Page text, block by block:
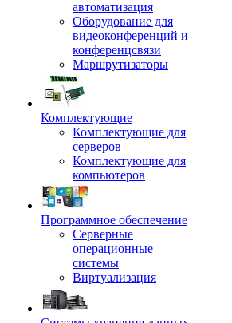
автоматизация
Оборудование для
видеоконференций и
конференцсвязи
Маршрутизаторы
Комплектующие
Комплектующие для
серверов
Комплектующие для
компьютеров
Программное обеспечение
Серверные
операционные
системы
Виртуализация